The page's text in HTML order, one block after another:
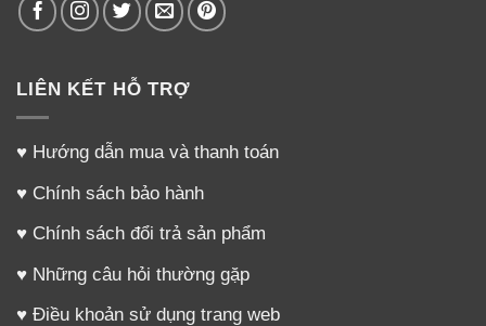
điện. Nhân viên bưu điện sẽ phát hàng tới tay cho Quý
nhân viên bưu điện đó.
Comments
LIÊN KẾT HỖ TRỢ
♥ Hướng dẫn mua và thanh toán
♥ Chính sách bảo hành
♥ Chính sách đổi trả sản phẩm
♥ Những câu hỏi thường gặp
♥ Điều khoản sử dụng trang web